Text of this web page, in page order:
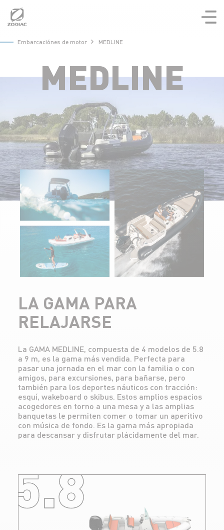
contenu
Embarcaciónes de motor MEDLINE
MEDLINE
LA GAMA PARA
RELAJARSE
La GAMA MEDLINE, compuesta de 4 modelos de 5.8
a 9 m, es la gama más vendida. Perfecta para
pasar una jornada en el mar con la familia o con
amigos, para excursiones, para bañarse, pero
también para los deportes náuticos con tracción:
esquí, wakeboard o skibus. Estos amplios espacios
acogedores en torno a una mesa y a las amplias
banquetas le permiten comer o tomar un aperitivo
con música de fondo. Es la gama más apropiada
para descansar y disfrutar plácidamente del mar.
5.8